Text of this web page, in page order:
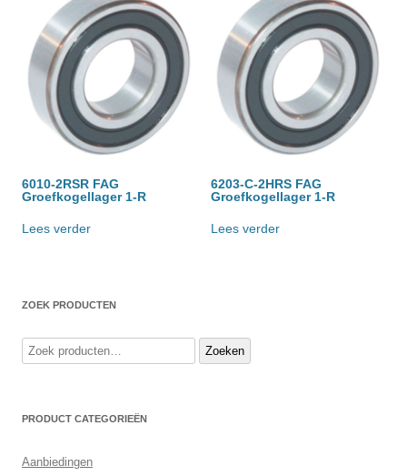
6010-2RSR FAG
Groefkogellager 1-R
Lees verder
6203-C-2HRS FAG
Groefkogellager 1-R
Lees verder
ZOEK PRODUCTEN
Zoeken
naar:
Zoeken
PRODUCT CATEGORIEËN
Aanbiedingen